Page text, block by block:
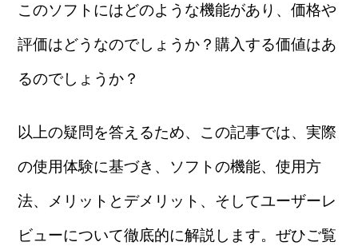
このソフトにはどのような機能があり、価格や
評価はどうなのでしょうか？購入する価値はあ
るのでしょうか？
以上の疑問を答えるため、この記事では、実際
の使用体験に基づき、ソフトの機能、使用方
法、メリットとデメリット、そしてユーザーレ
ビューについて徹底的に解説します。ぜひご覧